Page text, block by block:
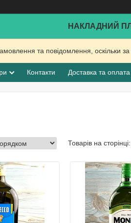
НАКЛАДНИЙ
та повідомлення, оскільки
Контакти Доставка та оплата